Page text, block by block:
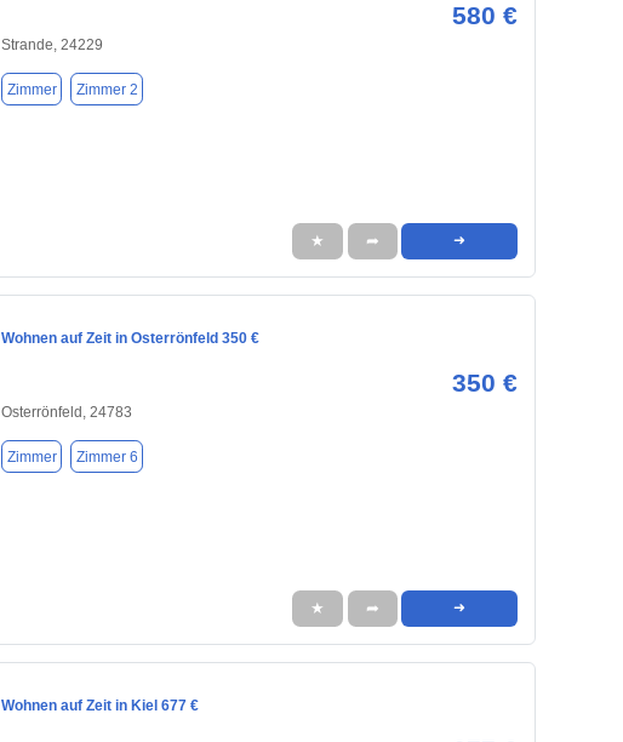
580 €
Strande, 24229
Zimmer Zimmer 2
★ ➦ ➜
Wohnen auf Zeit in Osterrönfeld 350 €
350 €
Osterrönfeld, 24783
Zimmer Zimmer 6
★ ➦ ➜
Wohnen auf Zeit in Kiel 677 €